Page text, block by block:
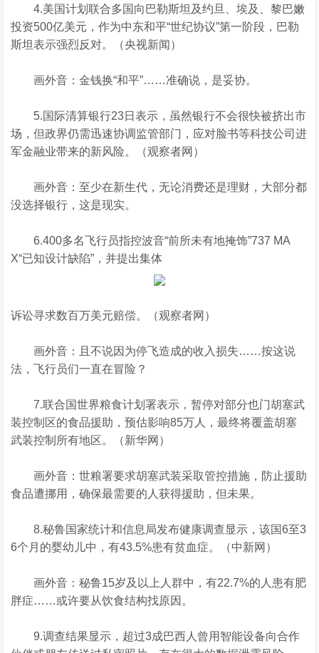
4.美国计划联合多国向巴勒斯坦及约旦、埃及、黎巴嫩
投资500亿美元，作为中东和平“世纪协议”第一阶段，巴勒
斯坦表示强烈反对。（央视新闻）
画外音：金钱换“和平”……准确说，是妥协。
5.国际清算银行23日表示，虽然银行不会很快被挤出市
场，但政界仍需迅速协调监管部门，应对脸书等科技公司进
军金融业带来的新风险。（观察者网）
画外音：至少在新生代，无论消费还是理财，大部分都
没选择银行，这是现实。
6.400多名飞行员指控波音“前所未有地掩饰”737 MA
X“已知设计缺陷”，并提出集体
诉讼寻求数百万美元赔偿。（观察者网）
画外音：且不说因为停飞造成的收入损失……按这说
法，飞行员们一直在冒险？
7.联合国世界粮食计划署表示，暂停对部分也门胡塞武
装控制区的食品援助，预估影响85万人，最终将覆盖胡塞
武装控制所有地区。（新华网）
画外音：世粮署要求胡塞武装采取管控措施，防止援助
食品遭挪用，确保最需要的人获得援助，但未果。
8.秘鲁国家统计和信息局发布健康调查显示，该国6至3
6个月的婴幼儿中，有43.5%患有贫血症。（中新网）
画外音：秘鲁15岁及以上人群中，有22.7%的人患有肥
胖症……或许要从饮食结构找原因。
9.调查结果显示，超过3成巴西人曾用智能设备向合作